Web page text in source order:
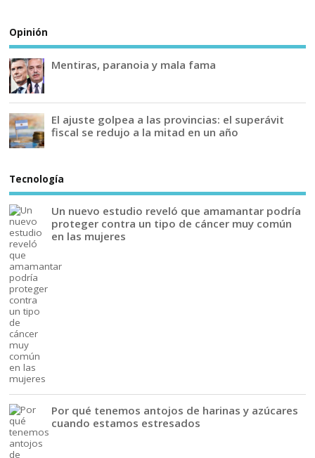
Opinión
Mentiras, paranoia y mala fama
El ajuste golpea a las provincias: el superávit
fiscal se redujo a la mitad en un año
Tecnología
Un nuevo estudio reveló que amamantar podría
proteger contra un tipo de cáncer muy común
en las mujeres
Por qué tenemos antojos de harinas y azúcares
cuando estamos estresados